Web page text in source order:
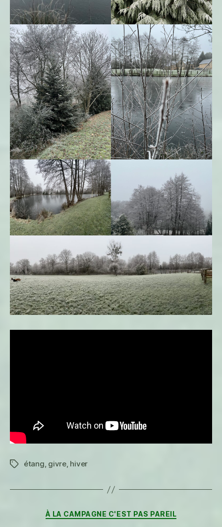
Étiquettes
étang, givre, hiver
Catégories
À LA CAMPAGNE C'EST PAS PAREIL